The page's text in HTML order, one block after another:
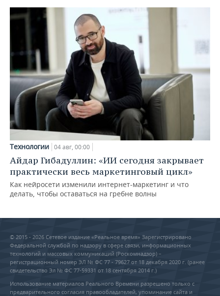
Технологии 04 авг, 00:00
Айдар Гибадуллин: «ИИ сегодня закрывает
практически весь маркетинговый цикл»
Как нейросети изменили интернет-маркетинг и что
делать, чтобы оставаться на гребне волны
© 2015 - 2026 Сетевое издание «Реальное время» Зарегистрировано
Федеральной службой по надзору в сфере связи, информационных
технологий и массовых коммуникаций (Роскомнадзор) –
регистрационный номер ЭЛ № ФС 77 - 79627 от 18 декабря 2020 г. (ранее
свидетельство Эл № ФС 77-59331 от 18 сентября 2014 г.)
Использование материалов Реального Времени разрешено только с
предварительного согласия правообладателей, упоминание сайта и